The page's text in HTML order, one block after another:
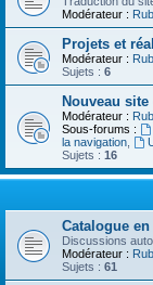
Modérateur :
Projets et
Modérateur :
Sujets : 6
Nouveau
Modérateur :
Sous-forums :
la navigation
Sujets : 16
Catalogue
Discussions
Modérateur :
Sujets : 61